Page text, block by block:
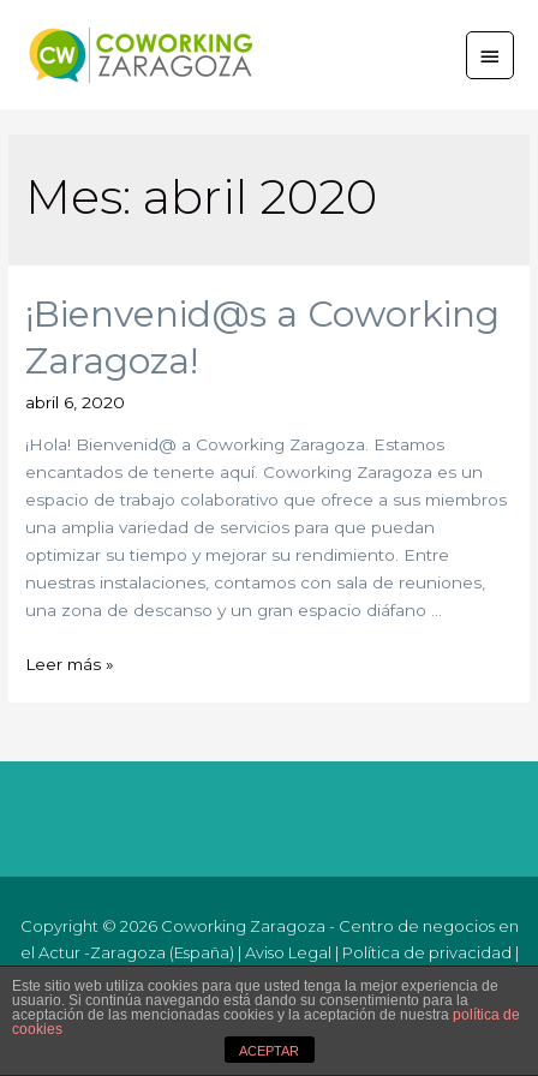
Mes: abril 2020
¡Bienvenid@s a Coworking
Zaragoza!
abril 6, 2020
¡Hola! Bienvenid@ a Coworking Zaragoza. Estamos
encantados de tenerte aquí. Coworking Zaragoza es un
espacio de trabajo colaborativo que ofrece a sus miembros
una amplia variedad de servicios para que puedan
optimizar su tiempo y mejorar su rendimiento. Entre
nuestras instalaciones, contamos con sala de reuniones,
una zona de descanso y un gran espacio diáfano …
Leer más »
Copyright © 2026 Coworking Zaragoza - Centro de negocios en
el Actur -Zaragoza (España) | Aviso Legal | Política de privacidad |
Política de Cookies
Este sitio web utiliza cookies para que usted tenga la mejor experiencia de
usuario. Si continúa navegando está dando su consentimiento para la
aceptación de las mencionadas cookies y la aceptación de nuestra política de
cookies
ACEPTAR